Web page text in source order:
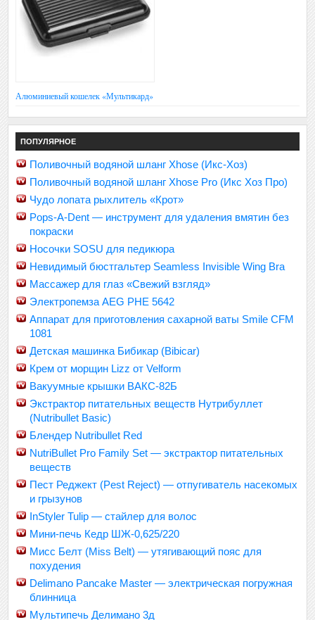
Алюминиевый кошелек «Мультикард»
ПОПУЛЯРНОЕ
Поливочный водяной шланг Xhose (Икс-Хоз)
Поливочный водяной шланг Xhose Pro (Икс Хоз Про)
Чудо лопата рыхлитель «Крот»
Pops-A-Dent — инструмент для удаления вмятин без
покраски
Носочки SOSU для педикюра
Невидимый бюстгальтер Seamless Invisible Wing Bra
Массажер для глаз «Свежий взгляд»
Электропемза AEG PHE 5642
Аппарат для приготовления сахарной ваты Smile CFM
1081
Детская машинка Бибикар (Bibicar)
Крем от морщин Lizz от Velform
Вакуумные крышки ВАКС-82Б
Экстрактор питательных веществ Нутрибуллет
(Nutribullet Basic)
Блендер Nutribullet Red
NutriBullet Pro Family Set — экстрактор питательных
веществ
Пест Реджект (Pest Reject) — отпугиватель насекомых
и грызунов
InStyler Tulip — стайлер для волос
Мини-печь Кедр ШЖ-0,625/220
Мисс Белт (Miss Belt) — утягивающий пояс для
похудения
Delimano Pancake Master — электрическая погружная
блинница
Мультипечь Делимано 3д